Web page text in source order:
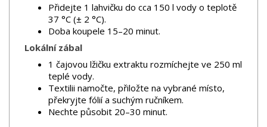
Přidejte 1 lahvičku do cca 150 l vody o teplotě
37 °C (± 2 °C).
Doba koupele 15–20 minut.
Lokální zábal
1 čajovou lžičku extraktu rozmíchejte ve 250 ml
teplé vody.
Textilii namočte, přiložte na vybrané místo,
překryjte fólií a suchým ručníkem.
Nechte působit 20–30 minut.